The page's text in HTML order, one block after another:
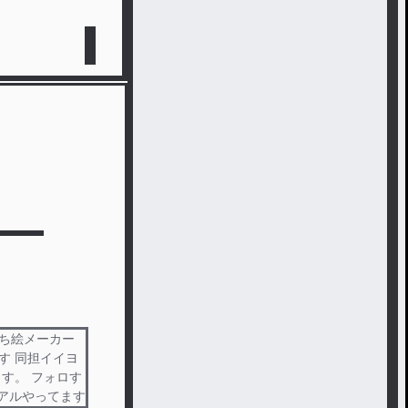
絵メーカー
同担イイヨ
。 フォロす
ルやってます